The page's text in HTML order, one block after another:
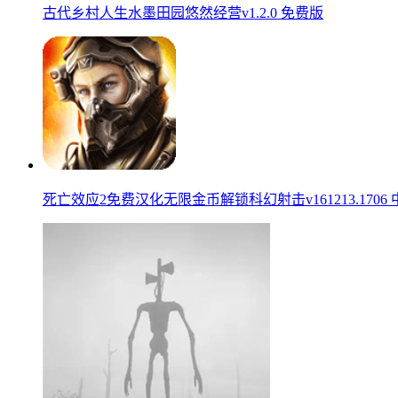
古代乡村人生水墨田园悠然经营v1.2.0 免费版
死亡效应2免费汉化无限金币解锁科幻射击v161213.1706